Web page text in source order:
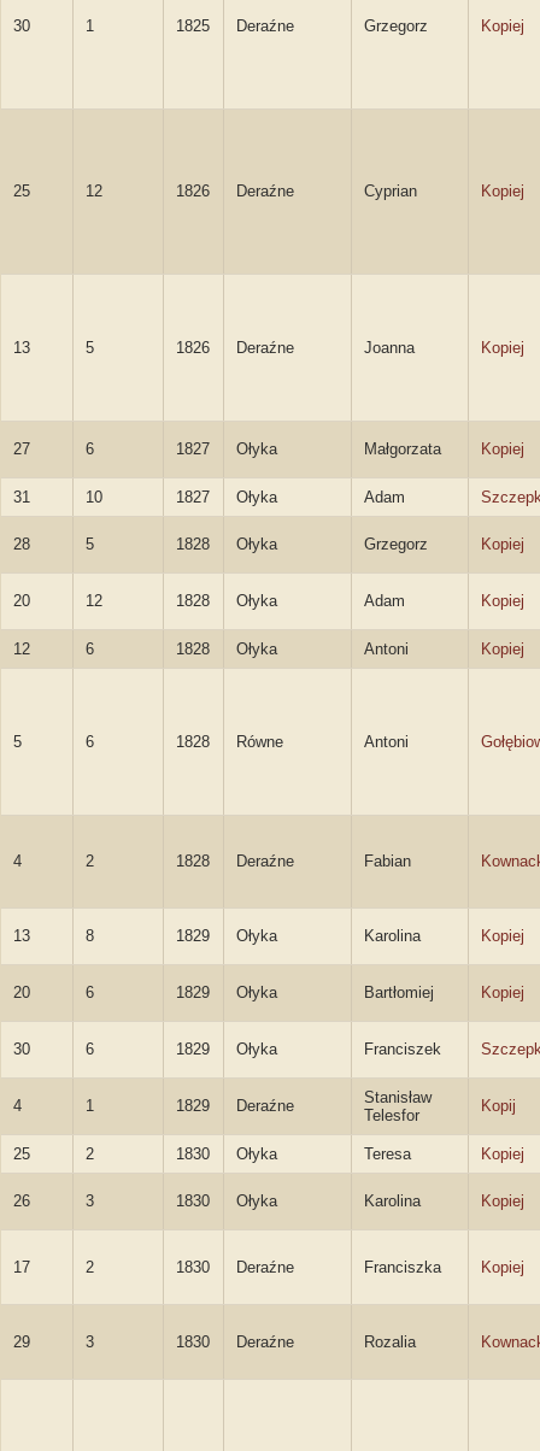
30 1 1825 Deraźne Grzegorz Kopiej
25 12 1826 Deraźne Cyprian Kopiej
13 5 1826 Deraźne Joanna Kopiej
27 6 1827 Ołyka Małgorzata Kopiej
31 10 1827 Ołyka Adam
28 5 1828 Ołyka Grzegorz Kopiej
20 12 1828 Ołyka Adam Kopiej
12 6 1828 Ołyka Antoni Kopiej
5 6 1828 Równe Antoni
4 2 1828 Deraźne Fabian
13 8 1829 Ołyka Karolina Kopiej
20 6 1829 Ołyka Bartłomiej Kopiej
30 6 1829 Ołyka Franciszek
4 1 1829 Deraźne
Stanisław
Telesfor
Kopij
25 2 1830 Ołyka Teresa Kopiej
26 3 1830 Ołyka Karolina Kopiej
17 2 1830 Deraźne Franciszka Kopiej
29 3 1830 Deraźne Rozalia